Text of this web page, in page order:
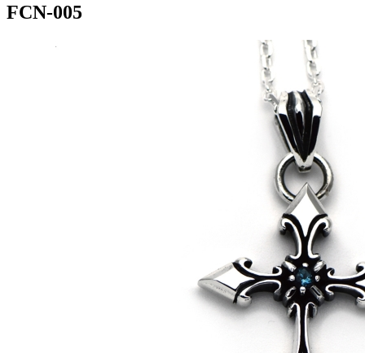
FCN-005